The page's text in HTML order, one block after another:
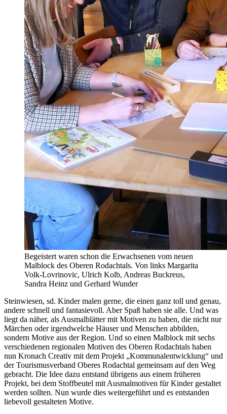
Begeistert waren schon die Erwachsenen vom neuen
Malblock des Oberen Rodachtals. Von links Margarita
Volk-Lovrinovic, Ulrich Kolb, Andreas Buckreus,
Sandra Heinz und Gerhard Wunder
Steinwiesen, sd. Kinder malen gerne, die einen ganz toll und genau,
andere schnell und fantasievoll. Aber Spaß haben sie alle. Und was
liegt da näher, als Ausmalblätter mit Motiven zu haben, die nicht nur
Märchen oder irgendwelche Häuser und Menschen abbilden,
sondern Motive aus der Region. Und so einen Malblock mit sechs
verschiedenen regionalen Motiven des Oberen Rodachtals haben
nun Kronach Creativ mit dem Projekt „Kommunalentwicklung“ und
der Tourismusverband Oberes Rodachtal gemeinsam auf den Weg
gebracht. Die Idee dazu entstand übrigens aus einem früheren
Projekt, bei dem Stoffbeutel mit Ausmalmotiven für Kinder gestaltet
werden sollten. Nun wurde dies weitergeführt und es entstanden
liebevoll gestalteten Motive.